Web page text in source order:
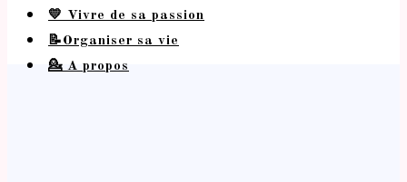
💛 Vivre de sa passion
📝Organiser sa vie
💁 A propos